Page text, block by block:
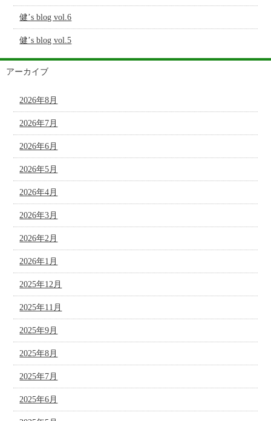
健’s blog vol.6
健’s blog vol.5
アーカイブ
2026年8月
2026年7月
2026年6月
2026年5月
2026年4月
2026年3月
2026年2月
2026年1月
2025年12月
2025年11月
2025年9月
2025年8月
2025年7月
2025年6月